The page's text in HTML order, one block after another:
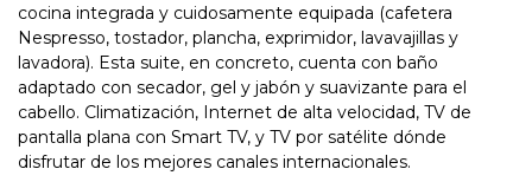
cocina integrada y cuidosamente equipada (cafetera
Nespresso, tostador, plancha, exprimidor, lavavajillas y
lavadora). Esta suite, en concreto, cuenta con baño
adaptado con secador, gel y jabón y suavizante para el
cabello. Climatización, Internet de alta velocidad, TV de
pantalla plana con Smart TV, y TV por satélite dónde
disfrutar de los mejores canales internacionales.